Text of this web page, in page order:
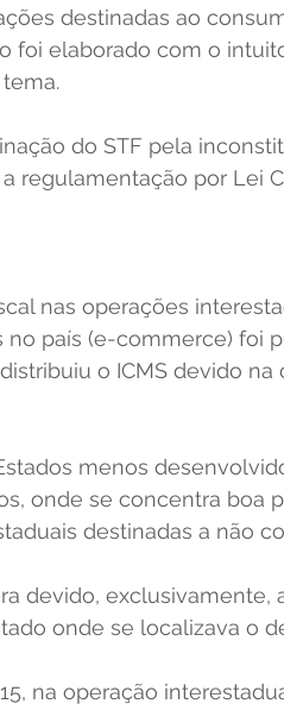
destinadas ao
foi elaborado com o
do STF pela
regulamentação por Lei
nas operações
país (e-commerce) foi
o ICMS devido na
menos
onde se concentra boa
destinadas a não
devido, exclusivamente,
onde se localizava o
na operação